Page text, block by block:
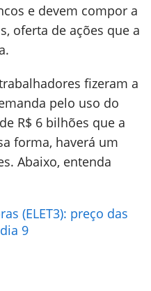
e devem compor a
oferta de ações que a
fizeram a
pelo uso do
R$ 6 bilhões que a
forma, haverá um
Abaixo, entenda
(ELET3): preço das
9